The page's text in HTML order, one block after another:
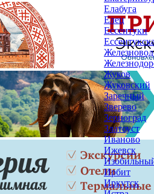
Елабуга
Елец
Ессентуки
Жуков
Жуковский
Заречный
Зверево
Зерноград
Златоуст
Иваново
Ижевск
Ирбит
Иркутск